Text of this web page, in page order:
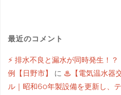
最近のコメント
⚡ 排水不良と漏水が同時発生！
例【日野市】
に ♨【電気温水器
ル｜昭和60年製設備を更新し、